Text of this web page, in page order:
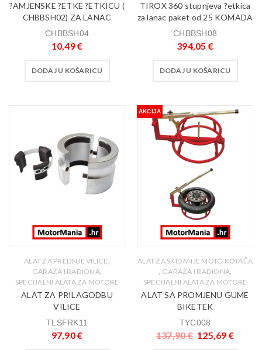
?AMJENSKE ?ETKE ?ETKICU (
CHBBSH02) ZA LANAC
CHBBSH04
10,49€
DODAJ U KOŠARICU
TIROX 360 stupnjeva ?etkica
za lanac paket od 25 KOMADA
CHBBSH08
394,05 €
DODAJ U KOŠARICU
ALAT ZA PREDNJE VILICE,
GARAŽA I RADIONA,
SPECIJALNI ALATA ZA MOTORE
ALAT ZA PRILAGODBU
VILICE
TLSFRK11
97,90€
AKCIJA
ALAT ZA SKIDANJE MOTO KOTAČA
, GARAŽA I RADIONA,
SPECIJALNI ALATA ZA MOTORE
ALAT SA PROMJENU GUME
BIKETEK
TYC008
137,90€ 125,69 €